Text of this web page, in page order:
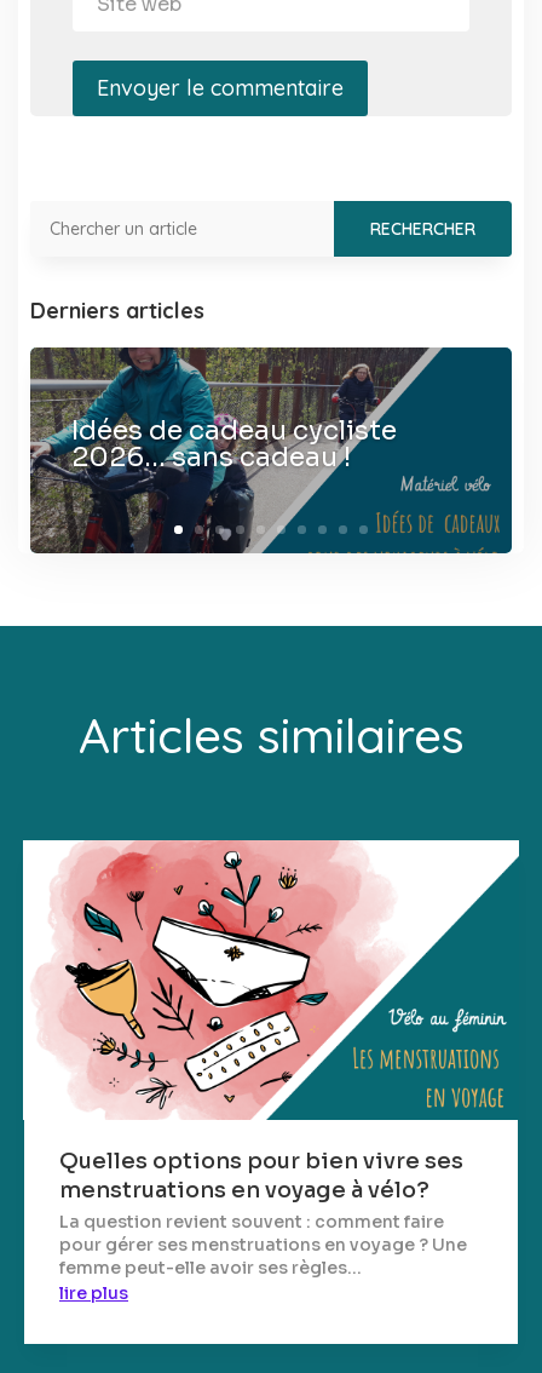
Envoyer le commentaire
Derniers articles
Idées de cadeau cycliste
2026… sans cadeau !
Articles similaires
Quelles options pour bien vivre ses
menstruations en voyage à vélo?
La question revient souvent : comment faire
pour gérer ses menstruations en voyage ? Une
femme peut-elle avoir ses règles...
lire plus